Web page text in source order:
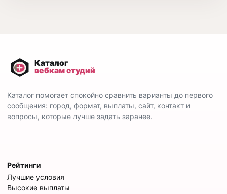
Каталог помогает спокойно сравнить варианты до первого
сообщения: город, формат, выплаты, сайт, контакт и
вопросы, которые лучше задать заранее.
Рейтинги
Лучшие условия
Высокие выплаты